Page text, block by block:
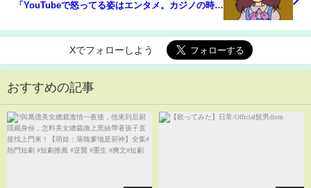
「YouTubeで怒ってる姿はエンタメ。カジノの時は
Xでフォローしよう
おすすめの記事